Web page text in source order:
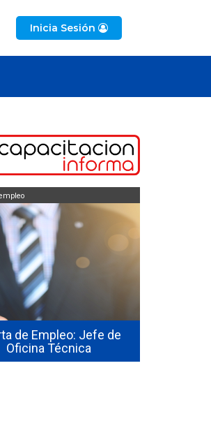
Inicia Sesión
Oferta Laboral, Ingeniero de
Estudios y Planificación
Oferta de empleo